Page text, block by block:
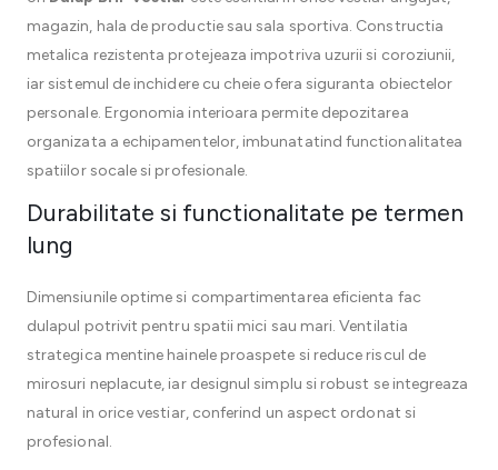
magazin, hala de productie sau sala sportiva. Constructia
metalica rezistenta protejeaza impotriva uzurii si coroziunii,
iar sistemul de inchidere cu cheie ofera siguranta obiectelor
personale. Ergonomia interioara permite depozitarea
organizata a echipamentelor, imbunatatind functionalitatea
spatiilor socale si profesionale.
Durabilitate si functionalitate pe termen
lung
Dimensiunile optime si compartimentarea eficienta fac
dulapul potrivit pentru spatii mici sau mari. Ventilatia
strategica mentine hainele proaspete si reduce riscul de
mirosuri neplacute, iar designul simplu si robust se integreaza
natural in orice vestiar, conferind un aspect ordonat si
profesional.